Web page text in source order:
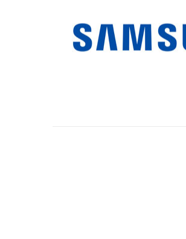
communication, smart
smart hospitality display,